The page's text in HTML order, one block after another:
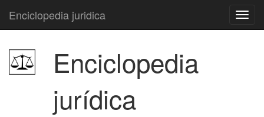
Enciclopedia juridica
Enciclopedia
jurídica